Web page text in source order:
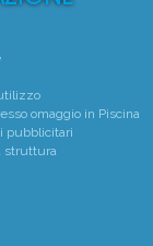
omaggio in Piscina
pubblicitari
struttura